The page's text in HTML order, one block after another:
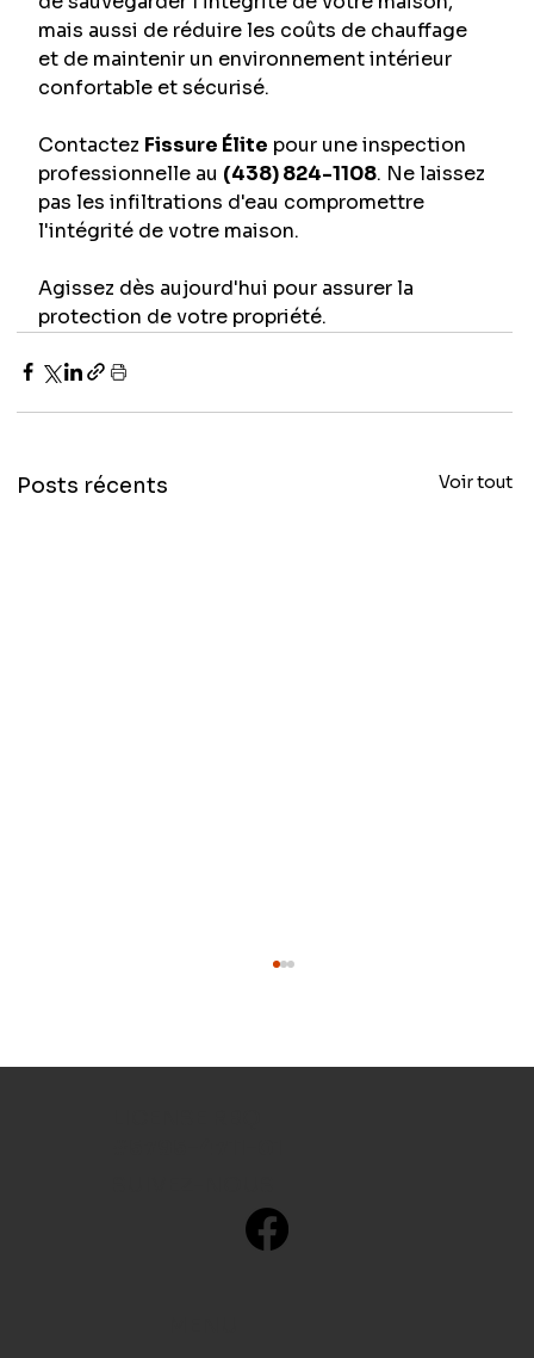
mais aussi de réduire les coûts de chauffage
et de maintenir un environnement intérieur
confortable et sécurisé.
Contactez Fissure Élite pour une inspection
professionnelle au (438) 824-1108. Ne laissez
pas les infiltrations d'eau compromettre
l'intégrité de votre maison.
Agissez dès aujourd'hui pour assurer la
protection de votre propriété.
Posts récents Voir tout
Comment identifier les différents